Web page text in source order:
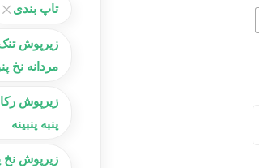
تاپ بندی
زیرپوش
مردانه نخ
زیرپوش
پنبه پنبینه
زیرپوش نخ